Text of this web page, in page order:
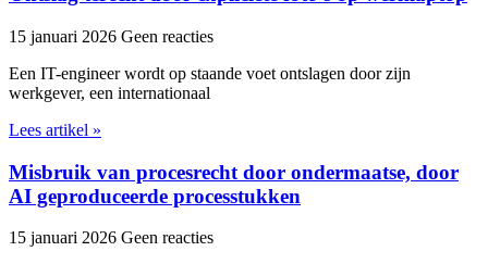
15 januari 2026 Geen reacties
Een IT-engineer wordt op staande voet ontslagen door zijn
werkgever, een internationaal
Lees artikel »
Misbruik van procesrecht door ondermaatse, door
AI geproduceerde processtukken
15 januari 2026 Geen reacties